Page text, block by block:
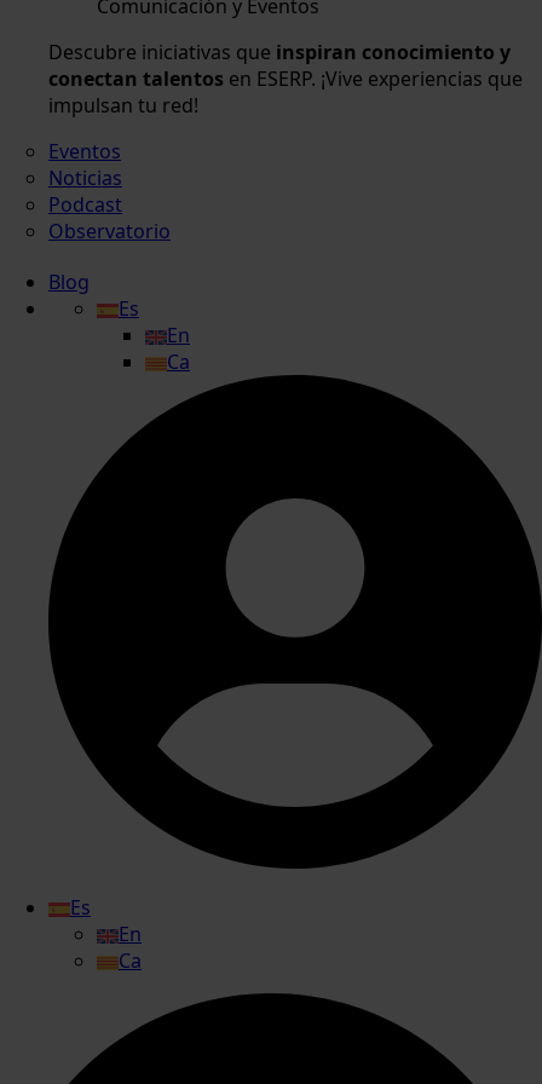
Comunicación y Eventos
Descubre iniciativas que inspiran conocimiento y
conectan talentos en ESERP. ¡Vive experiencias que
impulsan tu red!
Eventos
Noticias
Podcast
Observatorio
Blog
Es
En
Ca
Es
En
Ca